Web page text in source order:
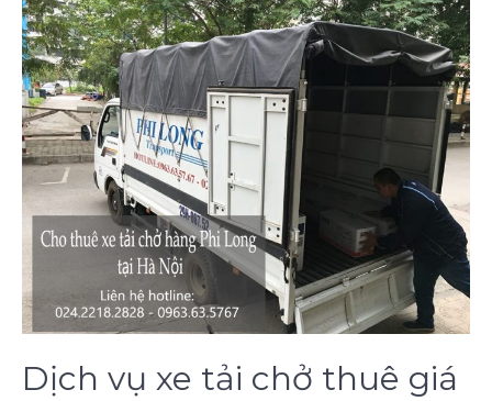
Dịch vụ xe tải chở thuê giá